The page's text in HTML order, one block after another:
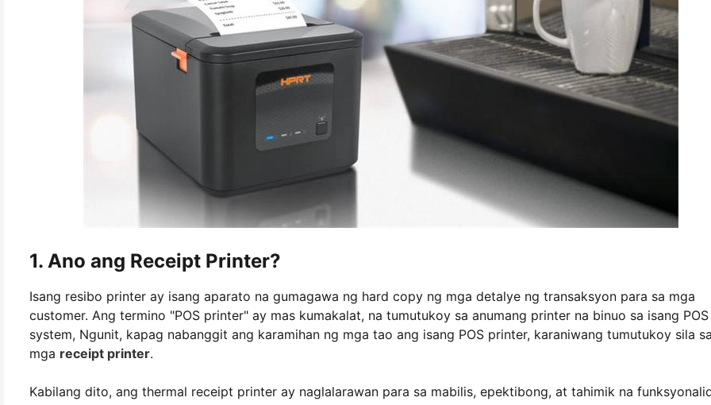
1. Ano ang Receipt Printer?
Isang resibo printer ay isang aparato na gumagawa ng hard copy ng mga detalye ng transaksyon para sa mga
customer. Ang termino "POS printer" ay mas kumakalat, na tumutukoy sa anumang printer na binuo sa isang POS
system, Ngunit, kapag nabanggit ang karamihan ng mga tao ang isang POS printer, karaniwang tumutukoy sila sa
mga receipt printer.
Kabilang dito, ang thermal receipt printer ay naglalarawan para sa mabilis, epektibong, at tahimik na